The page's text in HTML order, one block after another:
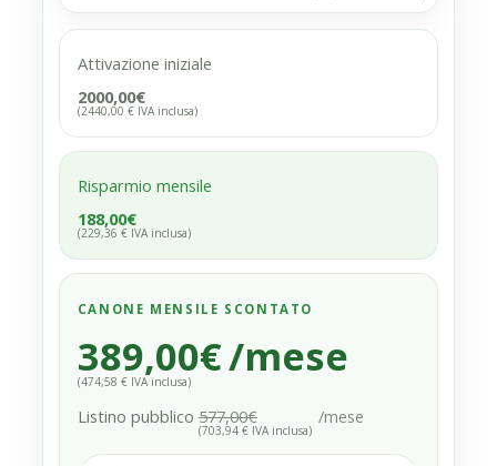
Attivazione iniziale
2000,00€
(2440,00 € IVA inclusa)
Risparmio mensile
188,00€
(229,36 € IVA inclusa)
CANONE MENSILE SCONTATO
389,00€
(474,58 € IVA inclusa) /mese
Listino pubblico 577,00€
(703,94 € IVA inclusa)
/mese